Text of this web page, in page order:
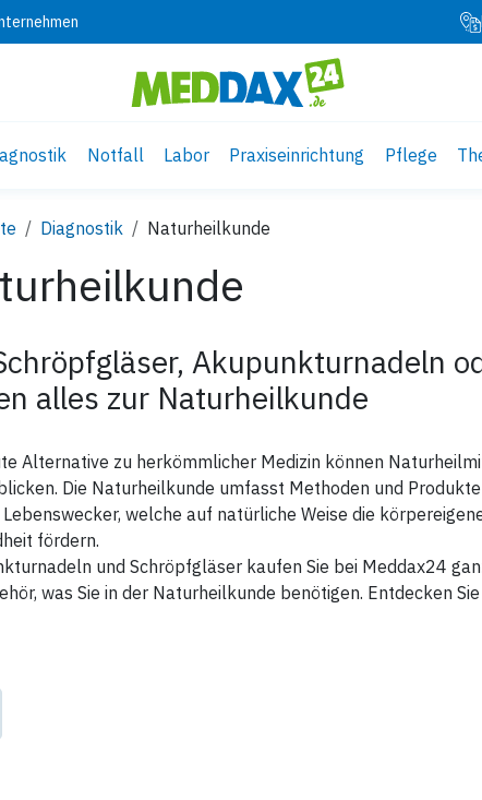
Notfall Labor Praxiseinrichtung Pflege
Diagnostik Naturheilkunde
Akupunkturnadeln
alles zur Naturheilkunde
Alternative zu herkömmlicher Medizin können
Die Naturheilkunde umfasst Methoden und
welche auf natürliche Weise die
fördern.
und Schröpfgläser kaufen Sie bei Meddax24
was Sie in der Naturheilkunde benötigen. Entdecken